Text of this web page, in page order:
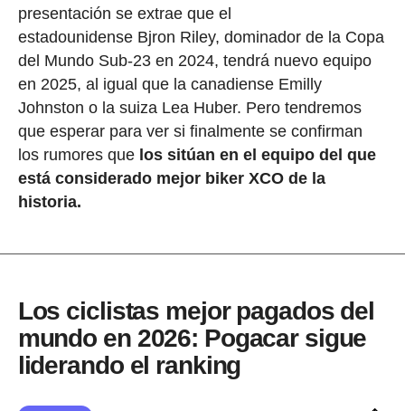
presentación se extrae que el
estadounidense Bjron Riley, dominador de la Copa
del Mundo Sub-23 en 2024, tendrá nuevo equipo
en 2025, al igual que la canadiense Emilly
Johnston o la suiza Lea Huber. Pero tendremos
que esperar para ver si finalmente se confirman
los rumores que los sitúan en el equipo del que
está considerado mejor biker XCO de la
historia.
Los ciclistas mejor pagados del
mundo en 2026: Pogacar sigue
liderando el ranking